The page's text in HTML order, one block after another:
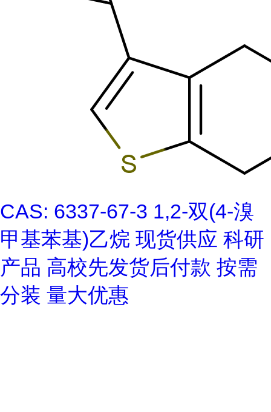
CAS: 6337-67-3 1,2-双(4-溴
甲基苯基)乙烷 现货供应 科研
产品 高校先发货后付款 按需
分装 量大优惠